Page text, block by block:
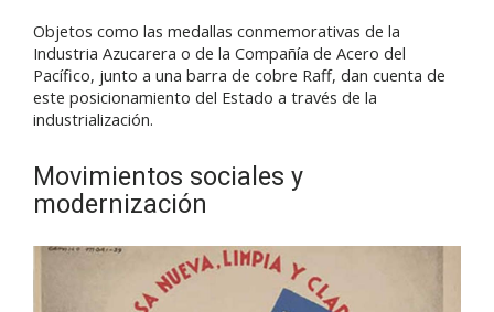
Objetos como las medallas conmemorativas de la
Industria Azucarera o de la Compañía de Acero del
Pacífico, junto a una barra de cobre Raff, dan cuenta de
este posicionamiento del Estado a través de la
industrialización.
Movimientos sociales y
modernización